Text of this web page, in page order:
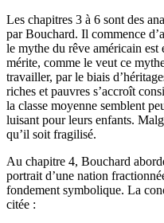
Les chapitres 3 à 6 sont des
par Bouchard. Il commence
le mythe du rêve américain est
mérite, comme le veut ce
travailler, par le biais
riches et pauvres s’accroît
la classe moyenne semblent
luisant pour leurs enfants.
qu’il soit fragilisé.
Au chapitre 4, Bouchard
portrait d’une nation
fondement symbolique. La
citée :